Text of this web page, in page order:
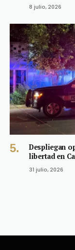
8 julio, 2026
Despliegan
libertad en
31 julio, 2026